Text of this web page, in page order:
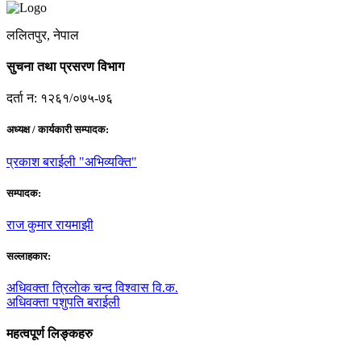
ललितपुर, नेपाल
सुचना तथा प्रसरण विभाग
दर्ता न: १२६१/०७५-७६
अध्यक्ष / कार्यकारी सम्पादक:
प्रकाश बराईली "अभिव्यक्ति"
सम्पादक:
राज कुमार रायमाझी
सल्लाहकार:
अधिवक्ता त्रिलाेक चन्द विश्वास वि.क.
अधिवक्ता पशुपति बराईली
महत्वपूर्ण लिङ्कहरु